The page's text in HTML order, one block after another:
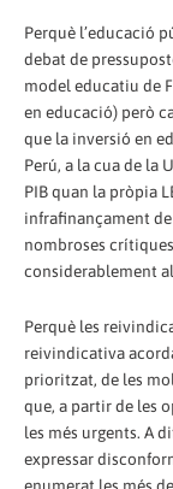
Perquè l’educació
debat de
model educatiu de
en educació) però
que la inversió en
Perú, a la cua de la
PIB quan la pròpia
infrafinançament
nombroses
considerablement
Perquè les
reivindicativa
prioritzat, de les
que, a partir de les
les més urgents. A
expressar
enumerat les més